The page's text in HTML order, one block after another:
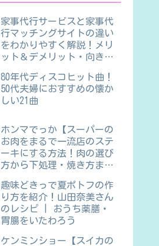
家事代行サービスと家事代
行マッチングサイトの違い
をわかりやすく解説！メリ
ット＆デメリット・向き不
80年代ディスコヒット曲！
50代夫婦におすすめの懐か
しい21曲
ホンマでっか【スーパーの
お肉をまるで一流店のステ
ーキにする方法！肉の選び
方から下処理・焼き方ま
趣味どきっで夏ポトフの作
り方を紹介！山田奈美さん
のレシピ | おうち薬膳・
胃腸をいたわろう
ケンミンショー【スイカの